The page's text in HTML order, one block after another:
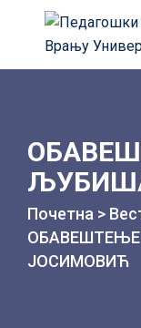
Почетна >
ЈОСИМОВИЋ